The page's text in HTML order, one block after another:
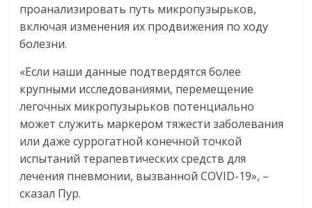
проанализировать путь микропузырьков,
включая изменения их продвижения по ходу
болезни.
«Если наши данные подтвердятся более
крупными исследованиями, перемещение
легочных микропузырьков потенциально
может служить маркером тяжести заболевания
или даже суррогатной конечной точкой
испытаний терапевтических средств для
лечения пневмонии, вызванной COVID-19», –
сказал Пур.